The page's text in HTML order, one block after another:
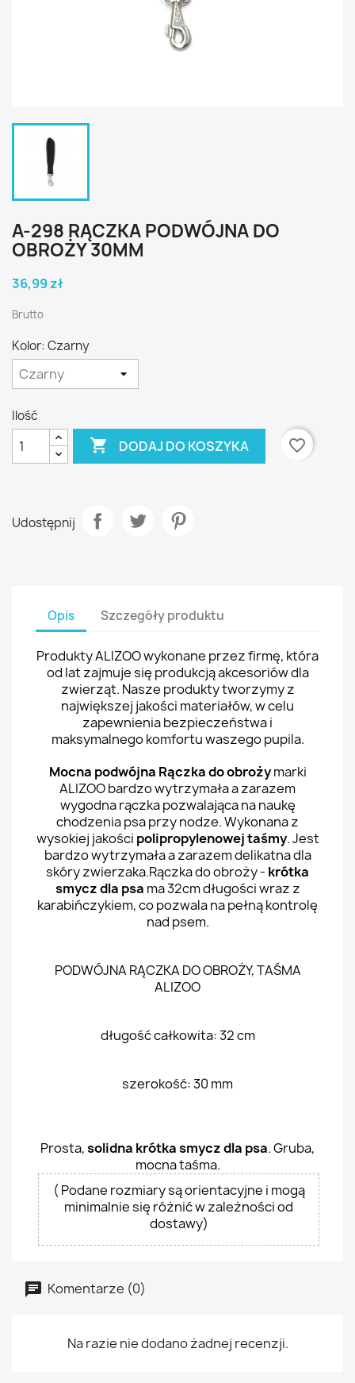
A-298 RĄCZKA PODWÓJNA DO
OBROŻY 30MM
36,99 zł
Brutto
Kolor: Czarny
Ilość
 DODAJ DO KOSZYKA favorite_border
Udostępnij
Opis Szczegóły produktu
Produkty ALIZOO wykonane przez firmę, która
od lat zajmuje się produkcją akcesoriów dla
zwierząt. Nasze produkty tworzymy z
największej jakości materiałów, w celu
zapewnienia bezpieczeństwa i
maksymalnego komfortu waszego pupila.
Mocna podwójna Rączka do obrożymarki
ALIZOO bardzo wytrzymała a zarazem
wygodna rączka pozwalająca na naukę
chodzenia psa przy nodze. Wykonana z
wysokiej jakości polipropylenowej taśmy. Jest
bardzo wytrzymała a zarazem delikatna dla
skóry zwierzaka.Rączka do obroży - krótka
smycz dla psa ma 32cm długości wraz z
karabińczykiem, co pozwala na pełną kontrolę
nad psem.
PODWÓJNA RĄCZKA DO OBROŻY, TAŚMA
ALIZOO
długość całkowita: 32 cm
szerokość: 30 mm
Prosta,solidna krótka smycz dla psa. Gruba,
mocna taśma.
( Podane rozmiary są orientacyjne i mogą
minimalnie się różnić w zależności od
dostawy)
Komentarze (0)
Na razie nie dodano żadnej recenzji.